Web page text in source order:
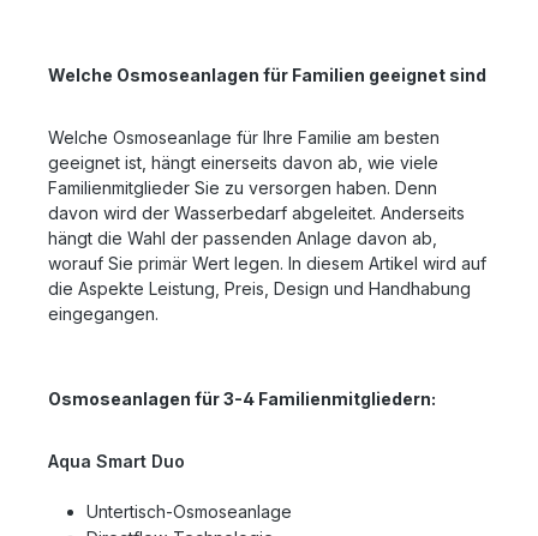
Welche Osmoseanlagen für Familien geeignet sind
Welche Osmoseanlage für Ihre Familie am besten
geeignet ist, hängt einerseits davon ab, wie viele
Familienmitglieder Sie zu versorgen haben. Denn
davon wird der Wasserbedarf abgeleitet. Anderseits
hängt die Wahl der passenden Anlage davon ab,
worauf Sie primär Wert legen. In diesem Artikel wird auf
die Aspekte Leistung, Preis, Design und Handhabung
eingegangen.
Osmoseanlagen für 3-4 Familienmitgliedern:
Aqua Smart Duo
Untertisch-Osmoseanlage